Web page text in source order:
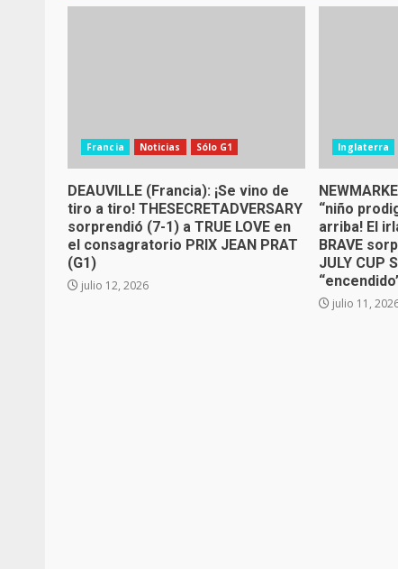
Francia Noticias Sólo G1
DEAUVILLE (Francia): ¡Se vino de
tiro a tiro! THESECRETADVERSARY
sorprendió (7-1) a TRUE LOVE en
el consagratorio PRIX JEAN PRAT
(G1)
julio 12, 2026
Inglaterra
“niño
arriba! El
BRAVE
JULY CUP
julio 11,